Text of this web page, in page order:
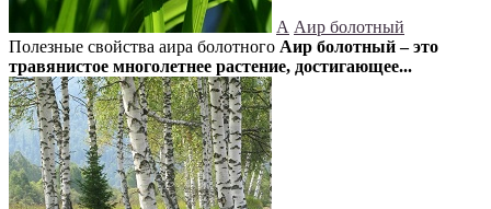
А Аир болотный
Полезные свойства аира болотного Аир болотный – это
травянистое многолетнее растение, достигающее...